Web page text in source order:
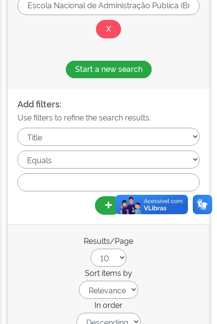
Start a new search
Add filters:
Use filters to refine the search results.
Results/Page
Sort items by
In order